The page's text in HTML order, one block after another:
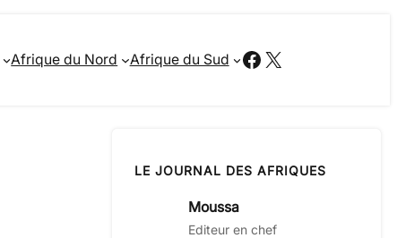
Afrique du Nord Afrique du Sud Facebook
X
LE JOURNAL DES AFRIQUES
Moussa
Editeur en chef